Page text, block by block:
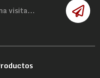
visita...